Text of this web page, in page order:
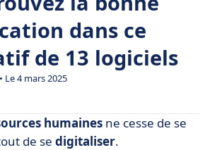
dans ce
de 13 logiciels
• Le 4 mars 2025
RH ?
humaines ne cesse de se
de se digitaliser.